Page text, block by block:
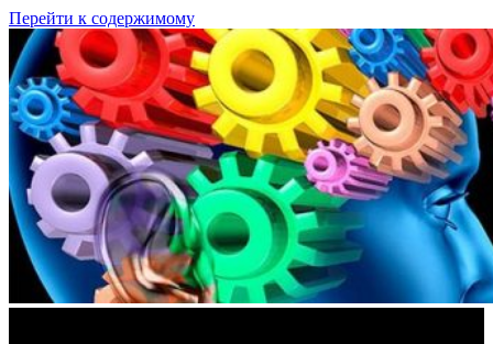
Перейти к содержимому